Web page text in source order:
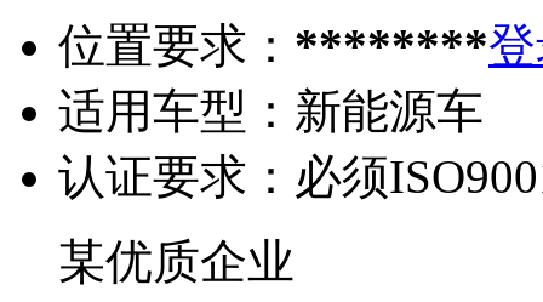
位置要求： ********
适用车型： 新能源车
认证要求： 必须
某优质企业